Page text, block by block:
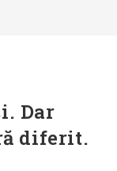
Dar
diferit.